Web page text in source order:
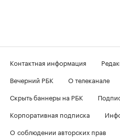
Контактная информация
Вечерний РБК
О телеканале
Скрыть баннеры на РБК
Корпоративная подписка
О соблюдении авторских прав